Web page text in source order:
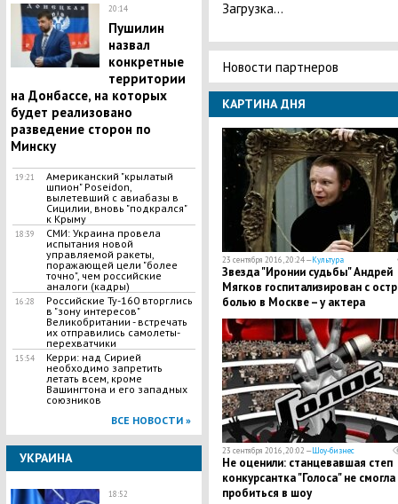
20:14
Пушилин
назвал
конкретные
территории
на Донбассе, на которых
будет реализовано
разведение сторон по
Минску
19:21
Американский "крылатый
шпион" Poseidon,
вылетевший с авиабазы в
Сицилии, вновь "подкрался"
к Крыму
18:39
СМИ: Украина провела
испытания новой
управляемой ракеты,
поражающей цели "более
точно", чем российские
аналоги (кадры)
16:28
Российские Ту-160 вторглись
в "зону интересов"
Великобритании - встречать
их отправились самолеты-
перехватчики
15:54
Керри: над Сирией
необходимо запретить
летать всем, кроме
Вашингтона и его западных
союзников
ВСЕ НОВОСТИ »
УКРАИНА
18:52
Загрузка...
Новости партнеров
КАРТИНА ДНЯ
23 сентября 2016, 20:24 —Культура
Звезда "Иронии судьбы" Андрей
Мягков госпитализирован с
болью в Москве – у актера
диагностировано серьезное
заболевание
23 сентября 2016, 20:02 —Шоу-бизнес
Не оценили: станцевавшая степ
конкурсантка "Голоса" не смогла
пробиться в шоу